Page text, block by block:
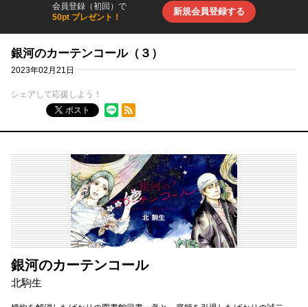
会員登録（初回）で
50pt プレゼント！
新規会員登録する
銀河のカーテンコール（３）
2023年02月21日
シェアして応援しよう！
ポスト
RSSフィード
銀河のカーテンコール
北駒生